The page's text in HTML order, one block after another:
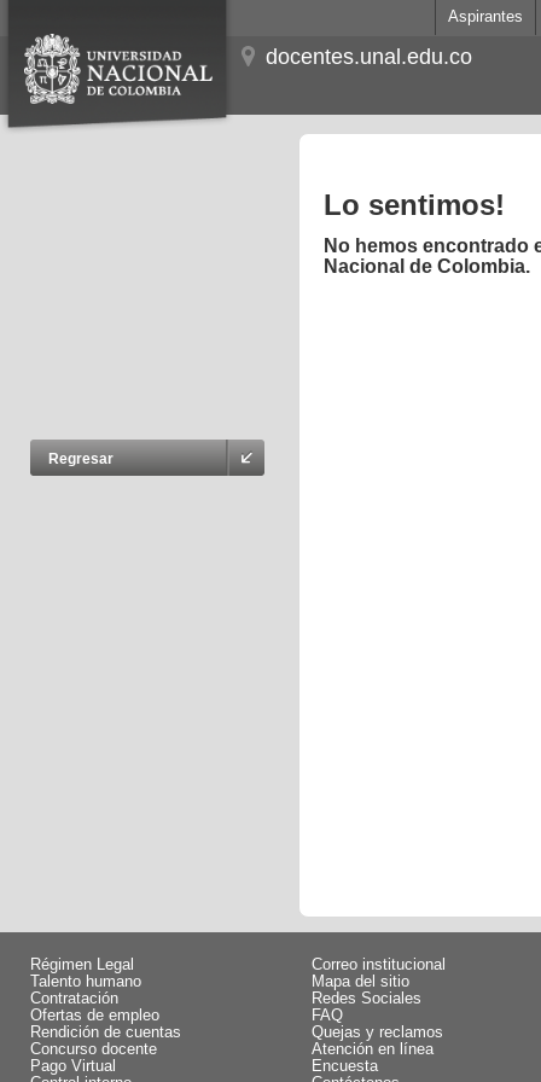
Aspirantes
docentes.unal.edu.co
Regresar
Lo sentimos!
No hemos encontrado
Nacional de Colombia.
Régimen Legal
Talento humano
Contratación
Ofertas de empleo
Rendición de cuentas
Concurso docente
Pago Virtual
Correo institucional
Mapa del sitio
Redes Sociales
FAQ
Quejas y reclamos
Atención en línea
Encuesta